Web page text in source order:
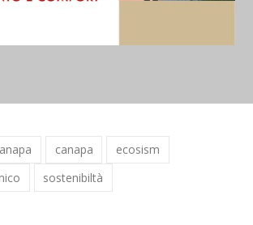
canapa
ecosism
sostenibiltà